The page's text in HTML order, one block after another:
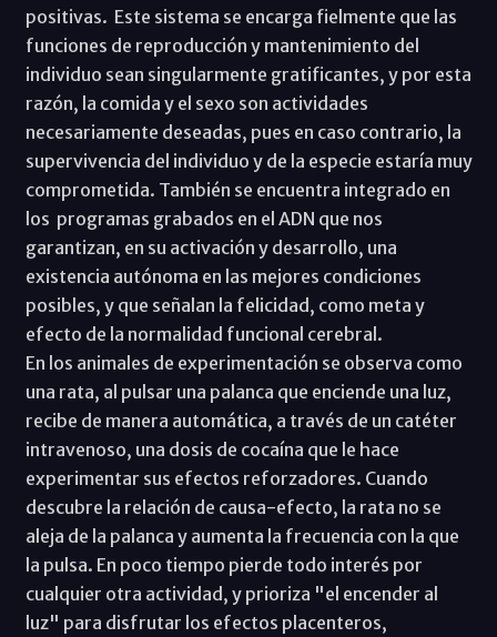
positivas. Este sistema se encarga fielmente que las
funciones de reproducción y mantenimiento del
individuo sean singularmente gratificantes, y por esta
razón, la comida y el sexo son actividades
necesariamente deseadas, pues en caso contrario, la
supervivencia del individuo y de la especie estaría muy
comprometida. También se encuentra integrado en
los programas grabados en el ADN que nos
garantizan, en su activación y desarrollo, una
existencia autónoma en las mejores condiciones
posibles, y que señalan la felicidad, como meta y
efecto de la normalidad funcional cerebral.
En los animales de experimentación se observa como
una rata, al pulsar una palanca que enciende una luz,
recibe de manera automática, a través de un catéter
intravenoso, una dosis de cocaína que le hace
experimentar sus efectos reforzadores. Cuando
descubre la relación de causa-efecto, la rata no se
aleja de la palanca y aumenta la frecuencia con la que
la pulsa. En poco tiempo pierde todo interés por
cualquier otra actividad, y prioriza "el encender al
luz" para disfrutar los efectos placenteros,